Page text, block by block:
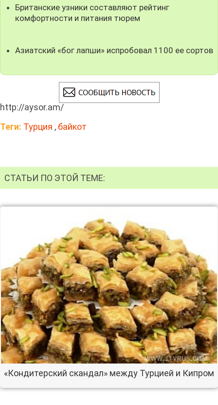
Британские узники составляют рейтинг
комфортности и питания тюрем
Азиатский «бог лапши» испробовал 1100 ее сортов
http://aysor.am/
Теги: Турция , байкот
СТАТЬИ ПО ЭТОЙ ТЕМЕ:
«Кондитерский скандал» между Турцией и Кипром